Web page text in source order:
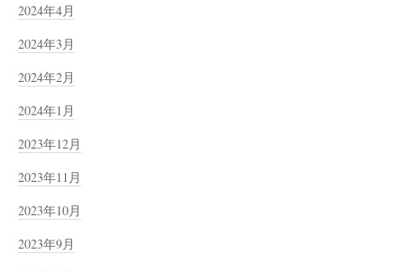
2024年4月
2024年3月
2024年2月
2024年1月
2023年12月
2023年11月
2023年10月
2023年9月